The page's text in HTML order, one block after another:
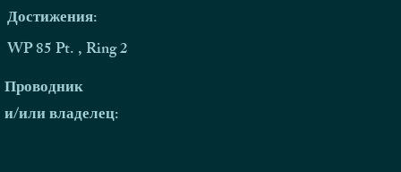
Достижения:
WP 85 Pt. , Ring 2
Проводник
и/или владелец: